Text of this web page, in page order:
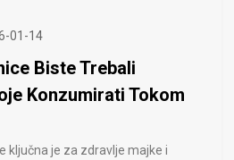
01-14
Biste Trebali
Konzumirati Tokom
ključna je za zdravlje majke i